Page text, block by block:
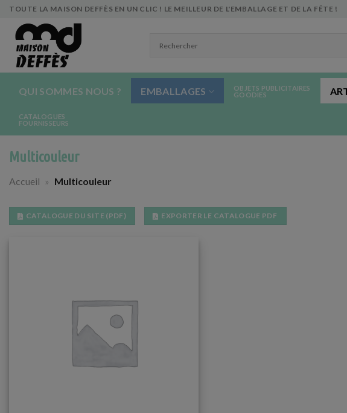
Skip
content
TOUTE LA MAISON DEFFÈS EN UN CLIC ! LE MEILLEUR DE L'EMBALLAGE ET DE LA FÊTE !
QUI SOMMES NOUS ? EMBALLAGES
OBJETS PUBLICITAIRES
GOODIES
CATALOGUES
FOURNISSEURS
Multicouleur
Accueil » Multicouleur
CATALOGUE DU SITE (PDF) EXPORTER LE CATALOGUE PDF